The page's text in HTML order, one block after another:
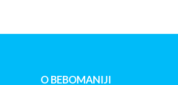
O BEBOMANIJI